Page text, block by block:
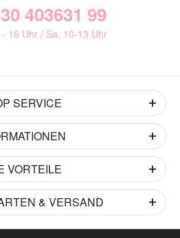
403631 99
16 Uhr / Sa. 10-13 Uhr
SERVICE
VORTEILE
& VERSAND